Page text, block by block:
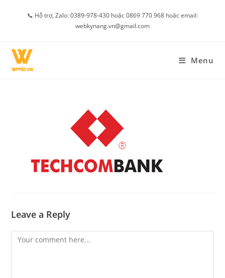
📞 Hỗ trợ, Zalo: 0389-978-430 hoặc 0869 770 968 hoặc email:
webkynang.vn@gmail.com
Menu
Leave a Reply
Comment